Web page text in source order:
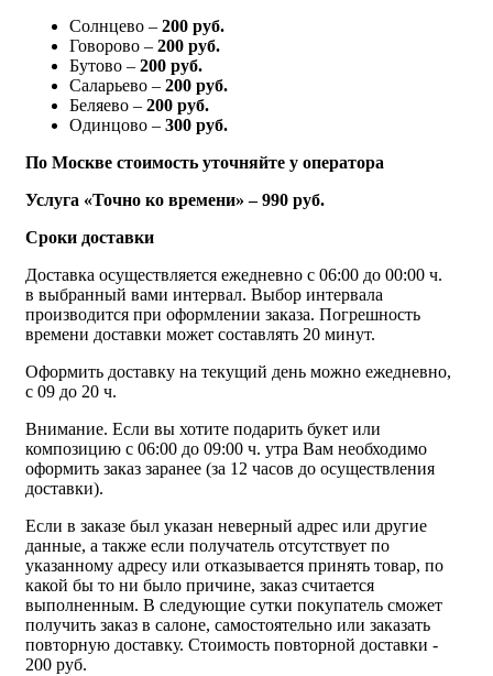
Солнцево – 200 руб.
Говорово – 200 руб.
Бутово – 200 руб.
Саларьево – 200 руб.
Беляево – 200 руб.
Одинцово – 300 руб.
По Москве стоимость уточняйте у оператора
Услуга «Точно ко времени» – 990 руб.
Сроки доставки
Доставка осуществляется ежедневно с 06:00 до 00:00 ч.
в выбранный вами интервал. Выбор интервала
производится при оформлении заказа. Погрешность
времени доставки может составлять 20 минут.
Оформить доставку на текущий день можно ежедневно,
с 09 до 20 ч.
Внимание. Если вы хотите подарить букет или
композицию с 06:00 до 09:00 ч. утра Вам необходимо
оформить заказ заранее (за 12 часов до осуществления
доставки).
Если в заказе был указан неверный адрес или другие
данные, а также если получатель отсутствует по
указанному адресу или отказывается принять товар, по
какой бы то ни было причине, заказ считается
выполненным. В следующие сутки покупатель сможет
получить заказ в салоне, самостоятельно или заказать
повторную доставку. Стоимость повторной доставки -
200 руб.